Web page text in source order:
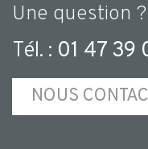
Une question ?
Tél. : 01 47 39
NOUS